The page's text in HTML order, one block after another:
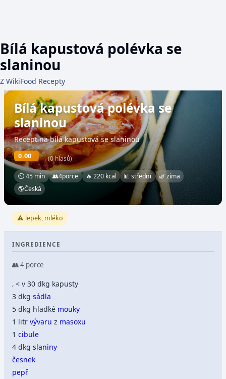
Bílá kapustová polévka se
slaninou
Z WikiFood Recepty
Bílá kapustová polévka se
slaninou
Recept na bílá kapustová se slaninou
0.00 (0 hlasů)
⏲ 45 min 👥4porce 🔥 220 kcal 📊 střední
🌿 zima
🌎Česká
⚠️ lepek, mléko
INGREDIENCE
👥 4 porce
‚ < v 30 dkg kapusty
3 dkgsádla
5 dkg hladké mouky
1 litrvývaru z masoxu
1cibule
4 dkgslaniny
česnek
pepř